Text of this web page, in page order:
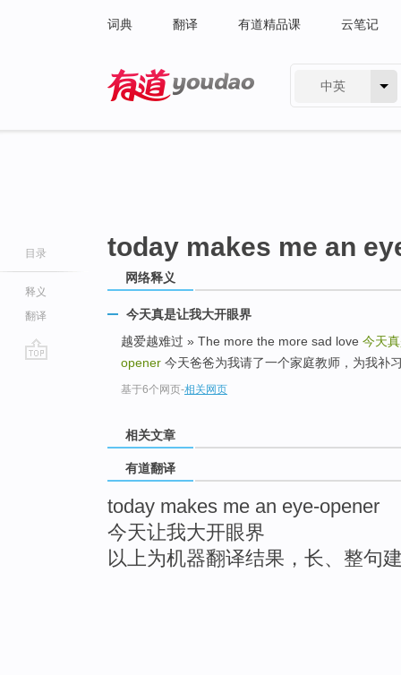
词典 翻译 有道精品课 云笔记
中英
目录
释义
翻译
today makes me an
网络释义
今天真是让我大开眼界
越爱越难过 » The more the more sad love 今天
opener 今天爸爸为我请了一个家庭教师，为我补
基于6个网页-相关网页
相关文章
有道翻译
today makes me an eye-opener
今天让我大开眼界
以上为机器翻译结果，长、整句